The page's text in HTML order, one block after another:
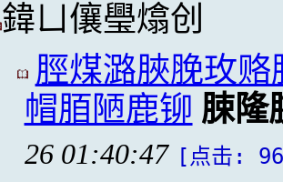
鍏ㄩ儴璺熻创
脛煤潞脥脕玫
帽脜陋鹿铆 脨隆
26 01:40:47 [点击: